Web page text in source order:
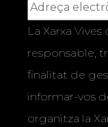
La Xarxa
responsable,
finalitat de
informar-vos
organitza la